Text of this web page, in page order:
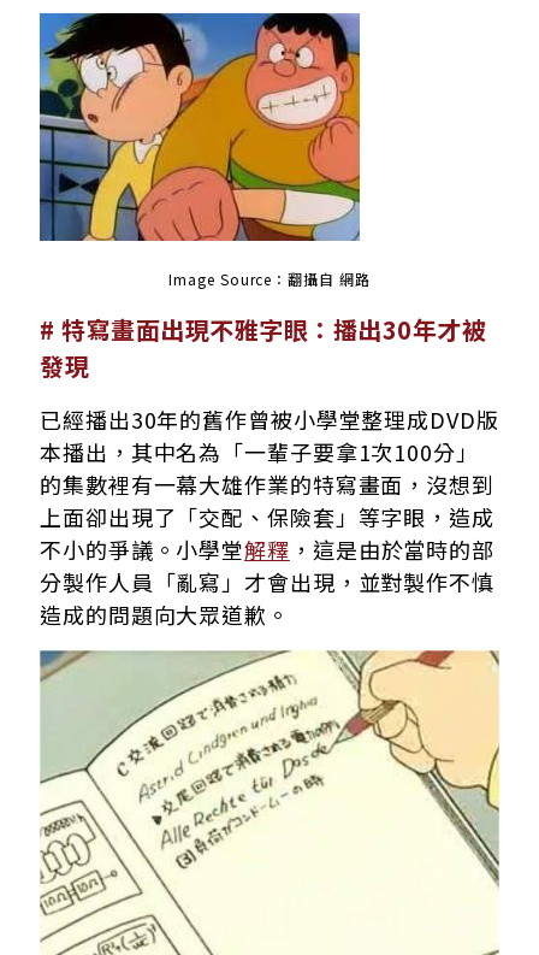
Image Source：翻攝自 網路
# 特寫畫面出現不雅字眼：播出30年才被
發現
已經播出30年的舊作曾被小學堂整理成DVD版
本播出，其中名為「一輩子要拿1次100分」
的集數裡有一幕大雄作業的特寫畫面，沒想到
上面卻出現了「交配、保險套」等字眼，造成
不小的爭議。小學堂解釋 ，這是由於當時的部
分製作人員「亂寫」才會出現，並對製作不慎
造成的問題向大眾道歉。